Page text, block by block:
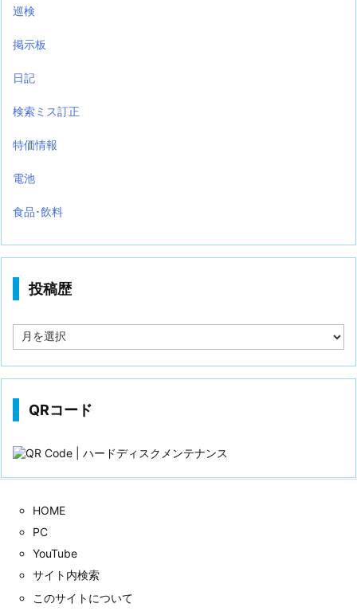
巡検
掲示板
日記
検索ミス訂正
特価情報
電池
食品･飲料
投稿歴
稿
QRコード
HOME
PC
YouTube
サイト内検索
このサイトについて